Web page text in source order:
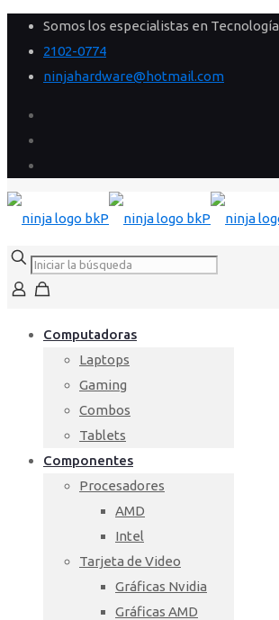
Somos los especialistas en Tecnología
2102-0774
ninjahardware@hotmail.com
Computadoras
Laptops
Gaming
Combos
Tablets
Componentes
Procesadores
AMD
Intel
Tarjeta de Video
Gráficas Nvidia
Gráficas AMD